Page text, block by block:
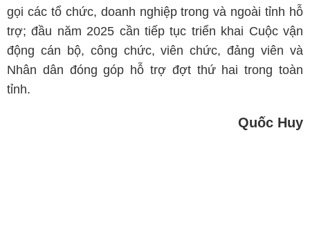
gọi các tổ chức, doanh nghiệp trong và ngoài tỉnh hỗ
trợ; đầu năm 2025 cần tiếp tục triển khai Cuộc vận
động cán bộ, công chức, viên chức, đảng viên và
Nhân dân đóng góp hỗ trợ đợt thứ hai trong toàn
tỉnh.
Quốc Huy